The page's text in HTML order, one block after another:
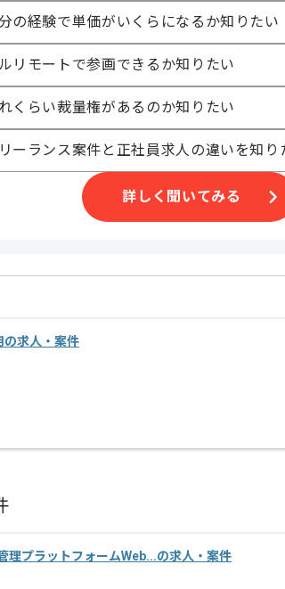
テム
20代活躍中 , 30代活躍中 , 長期プロジェ
業等を展開している企業でございます。
保守開発案件に携わっていただきます。
にお勧めです。
の経験で単価がいくらになるか知りたい
リモートで参画できるか知りたい
くらい裁量権があるのか知りたい
ーランス案件と正社員求人の違いを知り
詳しく聞いてみる
の求人・案件
理プラットフォームWeb...の求人・案件